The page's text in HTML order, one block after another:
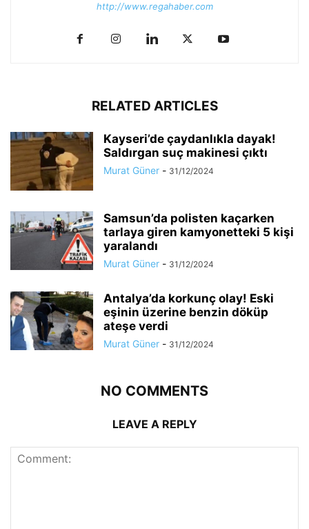
http://www.regahaber.com
RELATED ARTICLES
Kayseri’de çaydanlıkla dayak!
Saldırgan suç makinesi çıktı
Murat Güner - 31/12/2024
Samsun’da polisten kaçarken
tarlaya giren kamyonetteki 5 kişi
yaralandı
Murat Güner - 31/12/2024
Antalya’da korkunç olay! Eski
eşinin üzerine benzin döküp
ateşe verdi
Murat Güner - 31/12/2024
NO COMMENTS
LEAVE A REPLY